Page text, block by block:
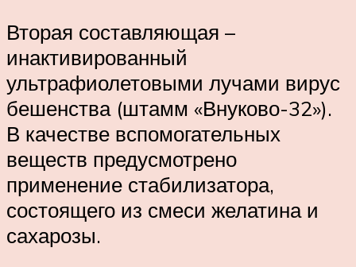
Вторая составляющая –
инактивированный
ультрафиолетовыми лучами вирус
бешенства (штамм «Внуково-32»).
В качестве вспомогательных
веществ предусмотрено
применение стабилизатора,
состоящего из смеси желатина и
сахарозы.